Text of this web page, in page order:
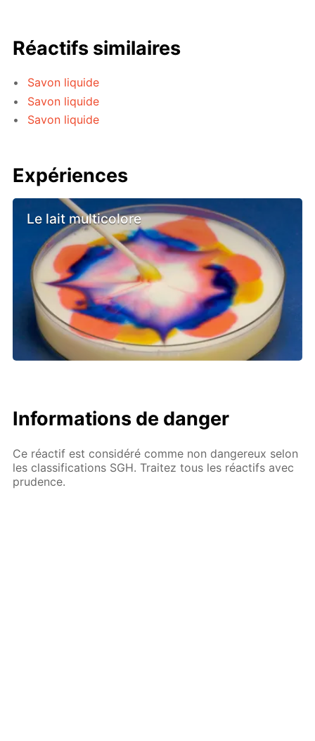
Réactifs similaires
Savon liquide
Savon liquide
Savon liquide
Expériences
Le lait multicolore
Informations de danger
Ce réactif est considéré comme non dangereux selon
les classifications SGH. Traitez tous les réactifs avec
prudence.